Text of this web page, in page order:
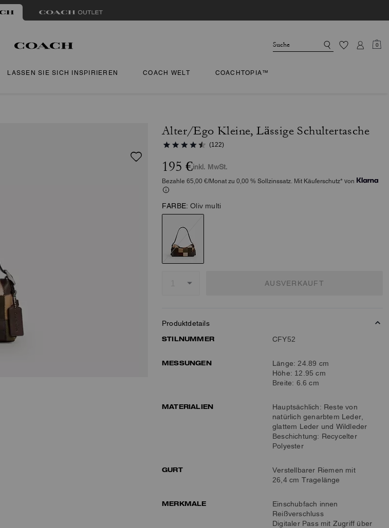
0
LASSEN SIE SICH INSPIRIEREN COACH WELT COACHTOPIA™
Alter/Ego Kleine, Lässige Schultertasche
(122)
195 €inkl. MwSt.
Bezahle 65,00 €/Monat zu 0,00 % Sollzinssatz. Mit Käuferschutz* von
FARBE: Oliv multi
AUSVERKAUFT
Produktdetails
STILNUMMER
CFY52
MESSUNGEN
Länge: 24.89 cm
Höhe: 12.95 cm
Breite: 6.6 cm
MATERIALIEN
Hauptsächlich: Reste von
natürlich genarbtem Leder,
glattem Leder und Wildleder
Beschichtung: Recycelter
Polyester
GURT
Verstellbarer Riemen mit
26,4 cm Tragelänge
MERKMALE
Einschubfach innen
Reißverschluss
Digitaler Pass mit Zugriff über